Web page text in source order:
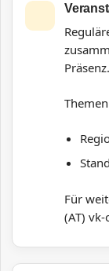
Präsenz.
Für
(AT)